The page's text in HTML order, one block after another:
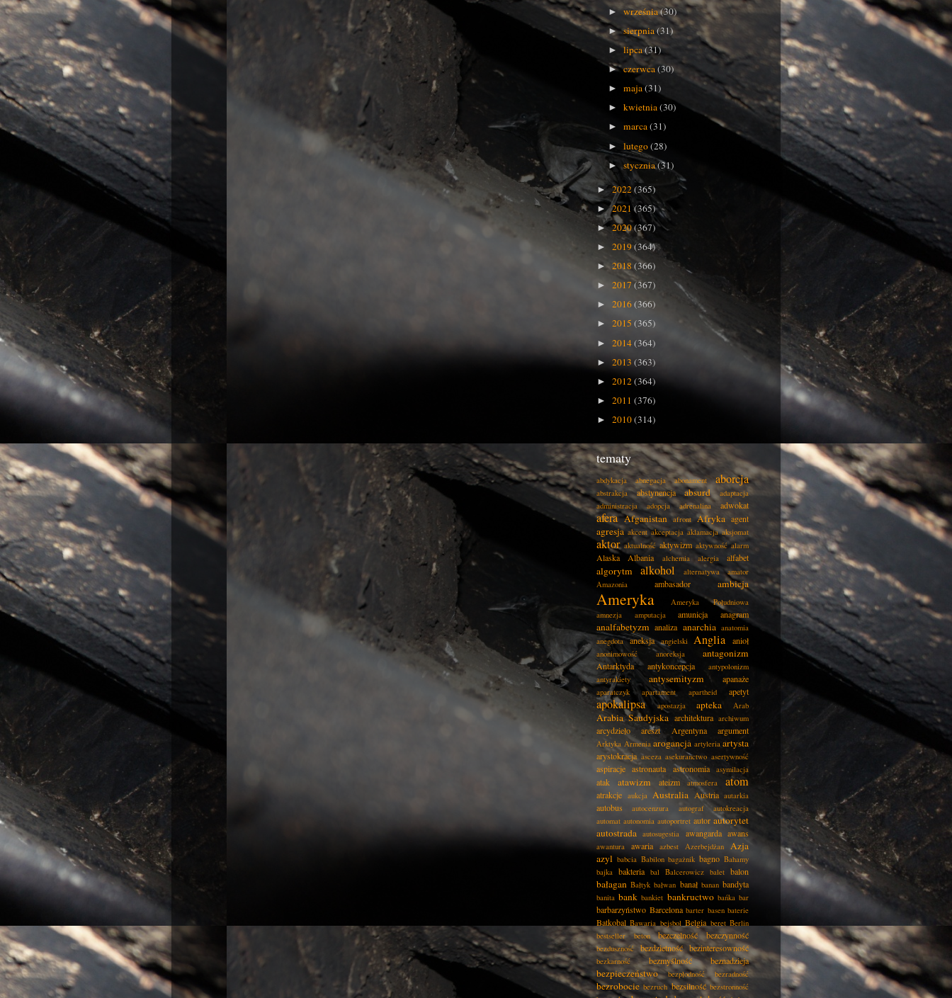
►września(30)
►sierpnia(31)
►lipca(31)
►czerwca(30)
►maja(31)
►kwietnia(30)
►marca(31)
►lutego(28)
►stycznia(31)
►2022(365)
►2021(365)
►2020(367)
► 2019(364)
► 2018 (366)
► 2017 (367)
► 2016(366)
► 2015 (365)
► 2014(364)
► 2013 (363)
► 2012(364)
► 2011 (376)
► 2010(314)
tematy
abdykacja abnegacja abonament aborcja
abstrakcja abstynencja absurd
adaptacja
administracja
adopcja adrenalina adwokat
afera Afganistan afront Afryka agent
agresja akcent akceptacja aklamacja aksjomat
aktor aktualność aktywizm aktywność alarm
Alaska Albania alchemia alergia alfabet
algorytm alkohol alternatywa
amator
Amazonia
ambasador ambicja
Ameryka
Ameryka Południowa
amnezja
amputacja amunicja anagram
analfabetyzm analiza anarchia anatomia
anegdota
aneksja angielski Anglia anioł
anonimowość anoreksja antagonizm
Antarktyda antykoncepcja
antypolonizm
antyrakiety
antysemityzm apanaże
aparatczyk apartament apartheid apetyt
apokalipsa apostazja apteka Arab
Arabia Saudyjska architektura archiwum
arcydzieło areszt Argentyna argument
Arktyka Armenia arogancja artyleria artysta
arystokracja asceza asekuranctwo asertywność
aspiracje astronauta astronomia asymilacja
atak atawizm ateizm atmosfera atom
atrakcje aukcja Australia Austria autarkia
autobus autocenzura autograf
autokreacja
automat autonomia autoportret autor autorytet
autostrada autosugestia awangarda awans
awantura awaria azbest Azerbejdżan
Azja
azyl babcia Babilon bagażnik bagno Bahamy
bajka bakteria bal Balcerowicz balet balon
bałagan Bałtyk bałwan banał banan bandyta
banita bank bankiet bankructwo bańka bar
barbarzyństwo Barcelona barter basen baterie
Batkobal Bawaria bejsbol Belgia beret Berlin
bestseller
beton bezczelność bezczynność
bezduszność bezdzietność bezinteresowność
bezkarność bezmyślność beznadzieja
bezpieczeństwo bezpłodność bezradność
bezrobocie bezruch bezsilność bezstronność